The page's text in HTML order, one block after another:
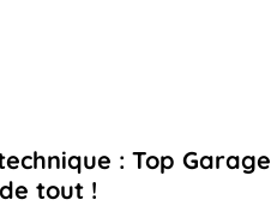
: Top Garage
tout !